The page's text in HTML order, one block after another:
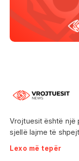
Vrojtuesit është një
sjellë lajme të
treguar realitetin pa
ngjarjet e
Lexo më tepër